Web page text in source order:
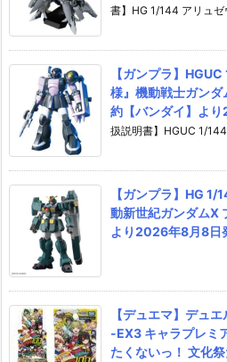
書】HG 1/144 アリュゼ
【ガンプラ】
様』機動戦士ガンダ
約【バンダイ】よ
扱説明書】HGUC 1/
【ガンプラ】HG
動新世紀ガンダムX
より2026年8月8日
【デュエマ】デュ
-EX3 キャラプレミ
たくないっ！ 文化